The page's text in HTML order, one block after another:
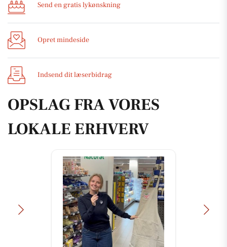
Send en gratis lykønskning
Opret mindeside
Indsend dit læserbidrag
OPSLAG FRA VORES
LOKALE ERHVERV